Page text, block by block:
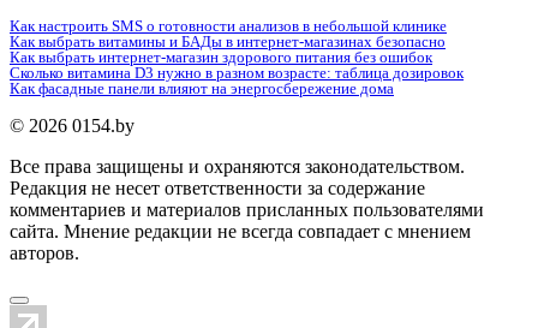
Как настроить SMS о готовности анализов в небольшой клинике
Как выбрать витамины и БАДы в интернет-магазинах безопасно
Как выбрать интернет-магазин здорового питания без ошибок
Сколько витамина D3 нужно в разном возрасте: таблица дозировок
Как фасадные панели влияют на энергосбережение дома
© 2026 0154.by
Все права защищены и охраняются законодательством.
Редакция не несет ответственности за содержание
комментариев и материалов присланных пользователями
сайта. Мнение редакции не всегда совпадает с мнением
авторов.